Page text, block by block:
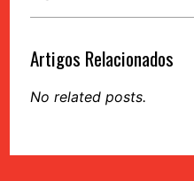
Artigos Relacionados
No related posts.